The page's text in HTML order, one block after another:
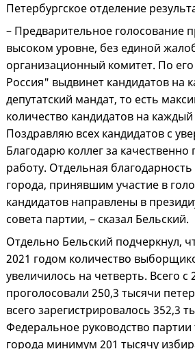
Петербургское отделение
– Предварительное голосование
высоком уровне, без единой
организационный комитет. По
Россия" выдвинет кандидатов на
депутатский мандат, то есть
количество кандидатов на
Поздравляю всех кандидатов с
Благодарю коллег за
работу. Отдельная
города, принявшим участие в
кандидатов направлены в
совета партии, – сказал Бельский.
Отдельно Бельский подчеркнул,
2021 годом количество
увеличилось на четверть. Всего с
проголосовали 250,3 тысячи
всего зарегистрировалось 352,3
Федеральное руководство партии
города минимум 201 тысячу